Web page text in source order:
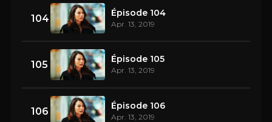
104 Épisode 104
Apr. 13, 2019
105 Épisode 105
Apr. 13, 2019
106 Épisode 106
Apr. 13, 2019